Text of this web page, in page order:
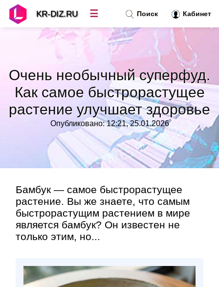
Очень необычный суперфуд.
Как самое быстрорастущее
растение улучшает здоровье
Опубликовано: 12:21, 25.01.2026
Бамбук — самое быстрорастущее
растение. Вы же знаете, что самым
быстрорастущим растением в мире
является бамбук? Он известен не
только этим, но...
Поиск Кабинет
KR-DIZ.RU ☰
Топ новостей»
Рубрики »
»
Контакт»